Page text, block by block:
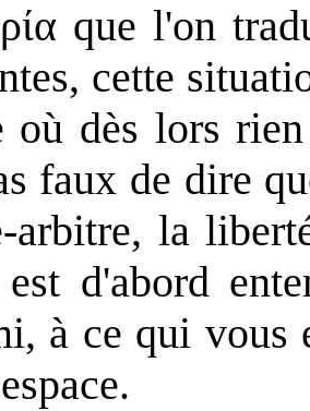
que l'on
cette
où dès lors
faux de dire
arbitre, la
d'abord
à ce qui vous